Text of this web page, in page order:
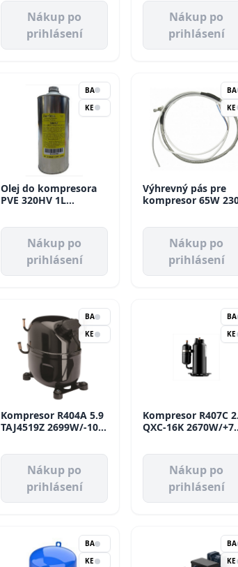
Nákup po
prihlásení
Nákup po
prihlásení
BA
KE
Olej do kompresora
PVE 320HV 1L
Nákup po
prihlásení
BA
KE
Výhrevný pás pre
kompresor 65W
330 mm
Nákup po
prihlásení
BA
KE
Kompresor R404A 5.9
TAJ4519Z 2699W/-10
Nákup po
prihlásení
BA
KE
Kompresor R407C
QXC-16K 2670W/
Nákup po
prihlásení
BA
KE
BA
KE